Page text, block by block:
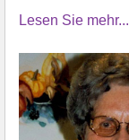
Lesen Sie mehr...